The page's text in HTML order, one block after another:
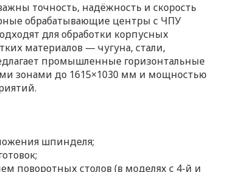
точность, надёжность и скорость
обрабатывающие центры с ЧПУ
для обработки корпусных
материалов — чугуна, стали,
промышленные горизонтальные
зонами до 1615×1030 мм и мощностью
шпинделя;
поворотных столов (в моделях с 4-й и